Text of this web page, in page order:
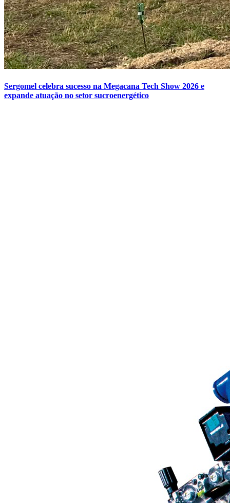
Sergomel celebra sucesso na Megacana Tech Show 2026 e
expande atuação no setor sucroenergético